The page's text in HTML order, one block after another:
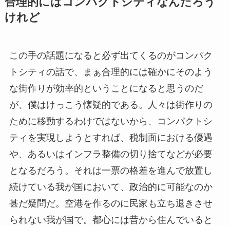
けれど
この手の話題になると必ず出てくるのがコンパク
トシティの話で、まぁ合理的には確かにそのよう
な街作りが効率的ということになると思うのだ
が、僕はけっこう懐疑的である。人々は街作りの
ために移動するわけではないから、コンパクトシ
ティを実現しようとすれば、税制面における優遇
や、あるいはインフラ整備の切り捨てなどが必要
となるだろう。それは一票の格差を進んで放置し
続けている我が国において、政治的に可能なのか
甚だ疑問だ。空港を作るのに民家も立ち退きさせ
られない我が国で。都心には昔から住んでいると